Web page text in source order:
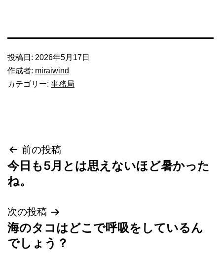
投稿日: 2026年5月17日
作成者: miraiwind
カテゴリー: 事務局
投
稿
ビ
ゲ
前の投稿
今日も5月とは思えないほど暑かった
ね。
次の投稿
海のタコはどこで呼吸をしているん
でしょう？